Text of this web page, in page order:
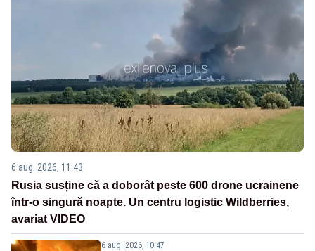
6 aug. 2026, 11:43
Rusia susține că a doborât peste 600 drone ucrainene
într-o singură noapte. Un centru logistic Wildberries,
avariat VIDEO
6 aug. 2026, 10:47